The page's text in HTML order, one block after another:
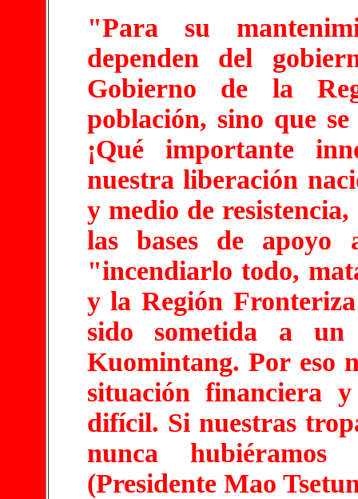
"Para su
dependen del
Gobierno de la
población, sino que
¡Qué importante
nuestra liberación
y medio de
las bases de apoyo
"incendiarlo todo,
y la Región
sido sometida a
Kuomintang. Por eso
situación financiera y
difícil. Si nuestras
nunca
(Presidente Mao